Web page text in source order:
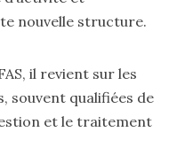
nouvelle structure.
il revient sur les
souvent qualifiées de
et le traitement